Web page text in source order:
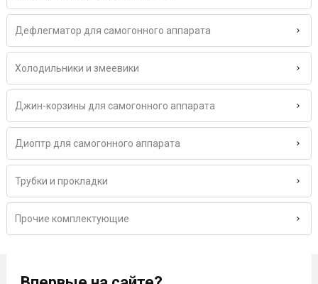
Дефлегматор для самогонного аппарата
Холодильники и змеевики
Джин-корзины для самогонного аппарата
Диоптр для самогонного аппарата
Трубки и прокладки
Прочие комплектующие